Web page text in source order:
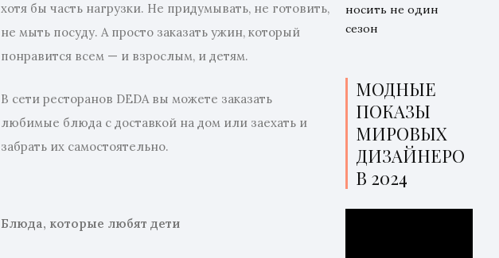
хотя бы часть нагрузки. Не придумывать, не готовить,
не мыть посуду. А просто заказать ужин, который
понравится всем — и взрослым, и детям.
В сети ресторанов DEDA вы можете заказать
любимые блюда с доставкой на дом или заехать и
забрать их самостоятельно.
Блюда, которые любят дети
носить не один
сезон
МОДНЫЕ
ПОКАЗЫ
МИРОВЫХ
ДИЗАЙНЕРО
В 2024